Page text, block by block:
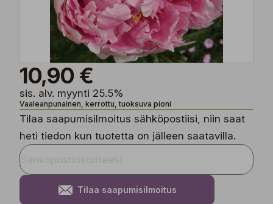
10,90 €
sis. alv. myynti 25.5%
Vaaleanpunainen, kerrottu, tuoksuva pioni
Tilaa saapumisilmoitus sähköpostiisi, niin saat
heti tiedon kun tuotetta on jälleen saatavilla.
Tilaa saapumisilmoitus